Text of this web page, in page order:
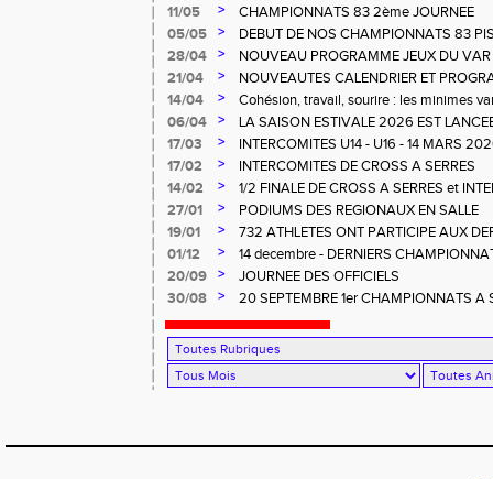
11/05
>
CHAMPIONNATS 83 2ème JOURNEE
05/05
>
DEBUT DE NOS CHAMPIONNATS 83
28/04
>
NOUVEAU PROGRAMME JEUX DU VAR
21/04
>
NOUVEAUTES CALENDRIER ET
14/04
>
Cohésion, travail, sourire : les minimes
06/04
>
LA SAISON ESTIVALE 2026 EST
LA.
17/03 >
INTERCOMITES U14 - U16 - 14 MARS
17/02
>
INTERCOMITES DE CROSS A SERRES
14/02
>
1/2 FINALE DE CROSS A SERRES et
27/01
>
PODIUMS DES REGIONAUX EN SALLE
19/01
>
732 ATHLETES ONT PARTICIPE AUX
CROSS à LA CRAU
01/12 >
14 decembre - DERNIERS
20/09
>
JOURNEE DES OFFICIELS
30/08
>
20 SEPTEMBRE 1er CHAMPIONNATS A